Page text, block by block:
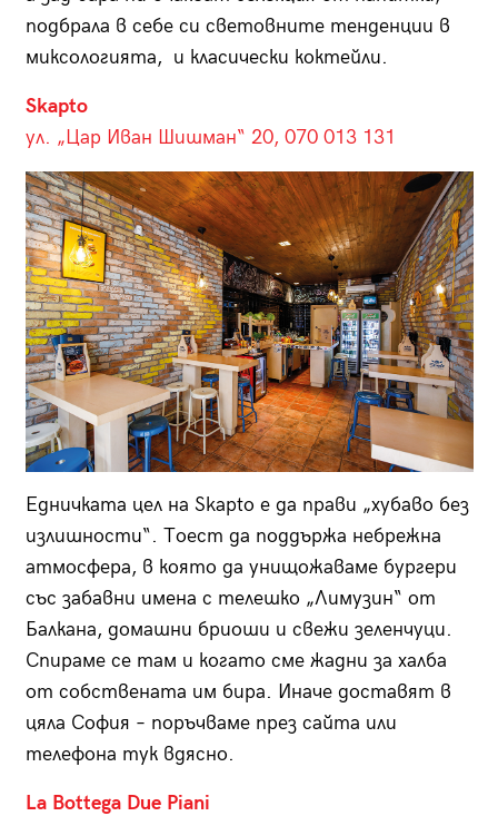
подбрала в себе си световните тенденции в
миксологията, и класически коктейли.
Skapto
ул. „Цар Иван Шишман“ 20, 070 013 131
Едничката цел на Skapto е да прави „хубаво без
излишности“. Тоест да поддържа небрежна
атмосфера, в която да унищожаваме бургери
със забавни имена с телешко „Лимузин“ от
Балкана, домашни бриоши и свежи зеленчуци.
Спираме се там и когато сме жадни за халба
от собствената им бира. Иначе доставят в
цяла София – поръчваме през сайта или
телефона тук вдясно.
La Bottega Due Piani